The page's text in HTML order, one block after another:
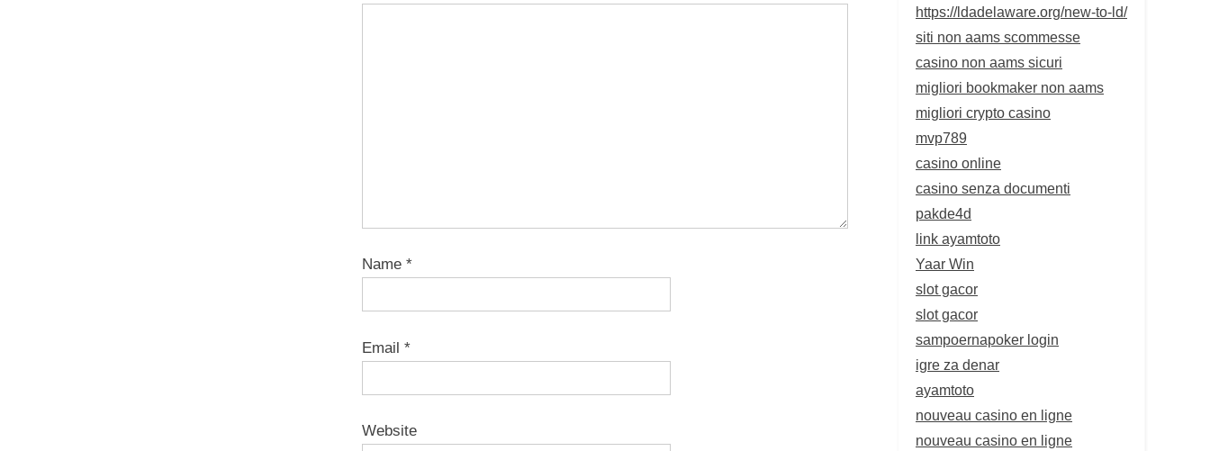
Name *
Email *
Website
https://ldadelaware.org/new-to-ld/
siti non aams scommesse
casino non aams sicuri
migliori bookmaker non aams
migliori crypto casino
mvp789
casino online
casino senza documenti
pakde4d
link ayamtoto
Yaar Win
slot gacor
slot gacor
sampoernapoker login
igre za denar
ayamtoto
nouveau casino en ligne
nouveau casino en ligne